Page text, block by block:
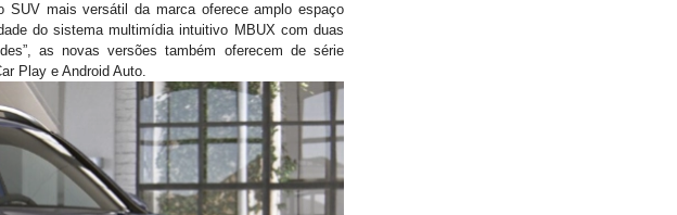
mais versátil da marca oferece amplo espaço
do sistema multimídia intuitivo MBUX com duas
as novas versões também oferecem de série
Play e Android Auto.